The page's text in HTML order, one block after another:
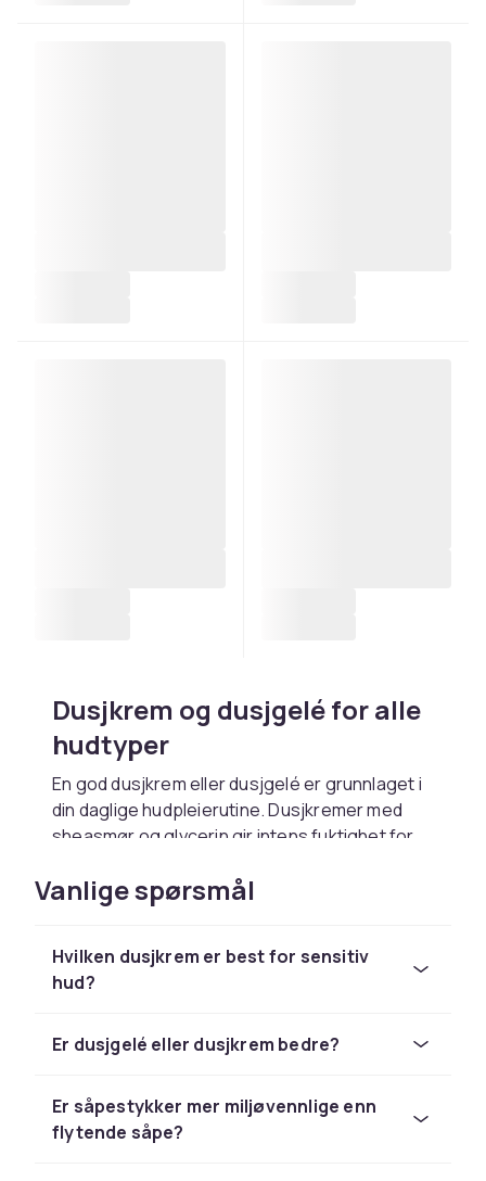
Dusjkrem og dusjgelé for alle
hudtyper
En god dusjkrem eller dusjgelé er grunnlaget i
din daglige hudpleierutine. Dusjkremer med
sheasmør og glycerin gir intens fuktighet for
eller mynte gir en energigivende start på
dagen.
Såpestykker og dusjolje som
naturlige alternativer
Såpestykker har gjort et stort comeback og
tilbyr en mer miljøvennlig rengjøring uten
inneholder naturlige oljer og smør som pleier
huden. Dusjoljer er perfekte for ekstra tørr
Vanlige spørsmål
Hvilken dusjkrem er best for sensitiv
hud?
Er dusjgelé eller dusjkrem bedre?
Er såpestykker mer miljøvennlige enn
flytende såpe?